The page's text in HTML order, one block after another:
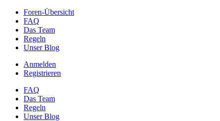
Foren-Übersicht
FAQ
Das Team
Regeln
Unser Blog
Anmelden
Registrieren
FAQ
Das Team
Regeln
Unser Blog